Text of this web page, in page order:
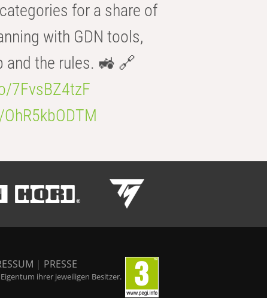
for a share of
with GDN tools,
and the rules. 🚜 🔗
7FvsBZ4tzF
| PRESSE
ihrer jeweiligen Besitzer.